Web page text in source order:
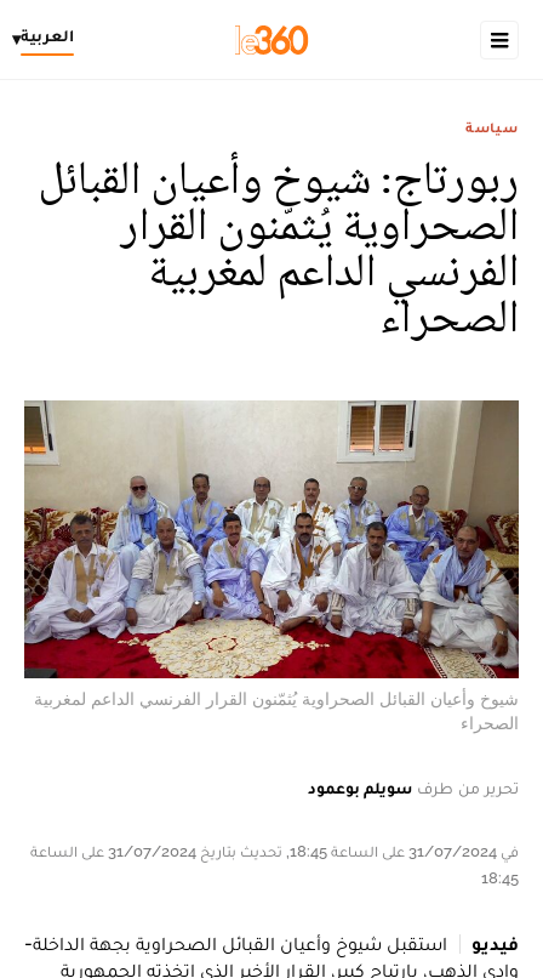
العربية▾
سياسة
ربورتاج: شيوخ وأعيان القبائل
الصحراوية يُثمّنون القرار
الفرنسي الداعم لمغربية
الصحراء
شيوخ وأعيان القبائل الصحراوية يُثمّنون القرار الفرنسي الداعم لمغربية
الصحراء
تحرير من طرف سويلم بوعمود
في 31/07/2024 على الساعة 18:45, تحديث بتاريخ 31/07/2024 على الساعة
18:45
فيديو
استقبل شيوخ وأعيان القبائل الصحراوية بجهة الداخلة-
وادي الذهب، بارتياح كبير، القرار الأخير الذي اتخذته الجمهورية